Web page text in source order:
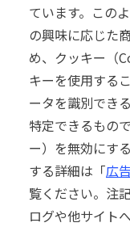
ています。この
の興味に応じた
め、クッキー（
キーを使用する
ータを識別でき
特定できるもの
ー）を無効にす
する詳細は「広
覧ください。注
ログや他サイト